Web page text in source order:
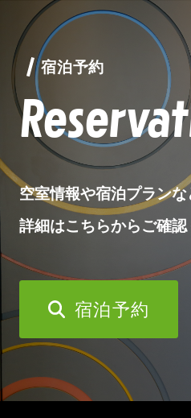
宿泊予約
空室情報や宿泊プラン
詳細はこちらからご確認
宿泊予約